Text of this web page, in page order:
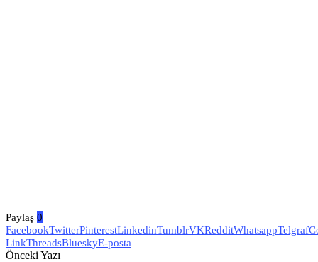
Paylaş 0
FacebookTwitterPinterestLinkedinTumblrVKRedditWhatsappTelgraf
LinkThreadsBlueskyE-posta
Önceki Yazı